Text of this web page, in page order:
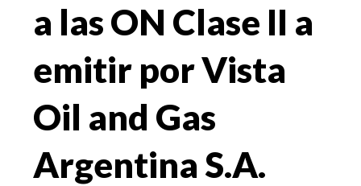
a las ON Clase II a
emitir por Vista
Oil and Gas
Argentina S.A.